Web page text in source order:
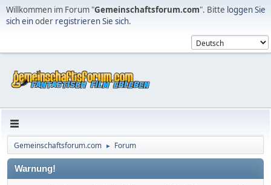
Willkommen im Forum "Gemeinschaftsforum.com". Bitte loggen Sie
sich einoder registrieren Sie sich.
Gemeinschaftsforum.com ► Forum
Warnung!